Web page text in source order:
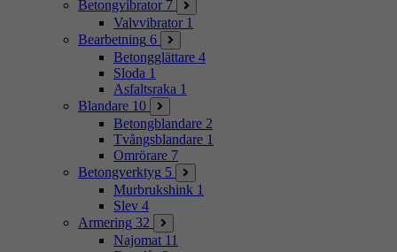
Betongvibrator 7
Valvvibrator 1
Bearbetning 6
Betongglättare 4
Sloda 1
Asfaltsraka 1
Blandare 10
Betongblandare 2
Tvångsblandare 1
Omrörare 7
Betongverktyg 5
Murbrukshink 1
Slev 4
Armering 32
Najomat 11